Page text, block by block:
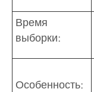
Время
выборки:
Особенность: